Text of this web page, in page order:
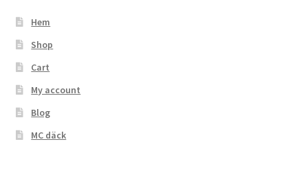
Hem
Shop
Cart
My account
Blog
MC däck